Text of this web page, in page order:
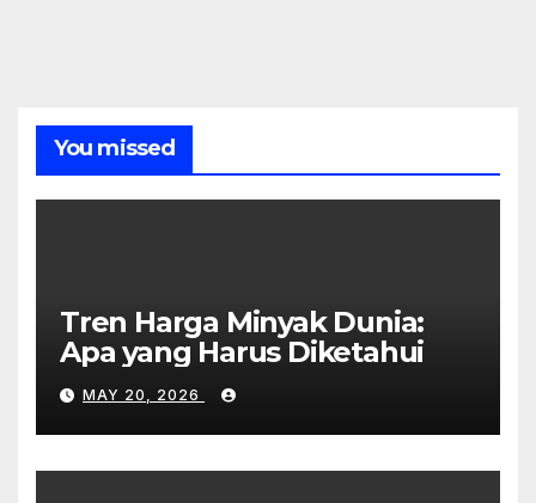
You missed
Tren Harga Minyak Dunia:
Apa yang Harus Diketahui
MAY 20, 2026